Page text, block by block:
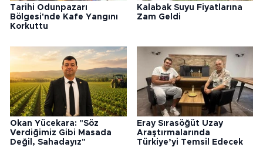
Tarihi Odunpazarı
Bölgesi'nde Kafe Yangını
Korkuttu
Kalabak Suyu Fiyatlarına
Zam Geldi
Okan Yücekara: "Söz
Verdiğimiz Gibi Masada
Değil, Sahadayız"
Eray Sırasöğüt Uzay
Araştırmalarında
Türkiye’yi Temsil Edecek